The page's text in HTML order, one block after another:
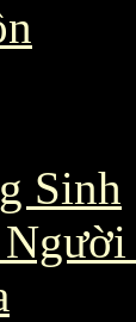
Sinh